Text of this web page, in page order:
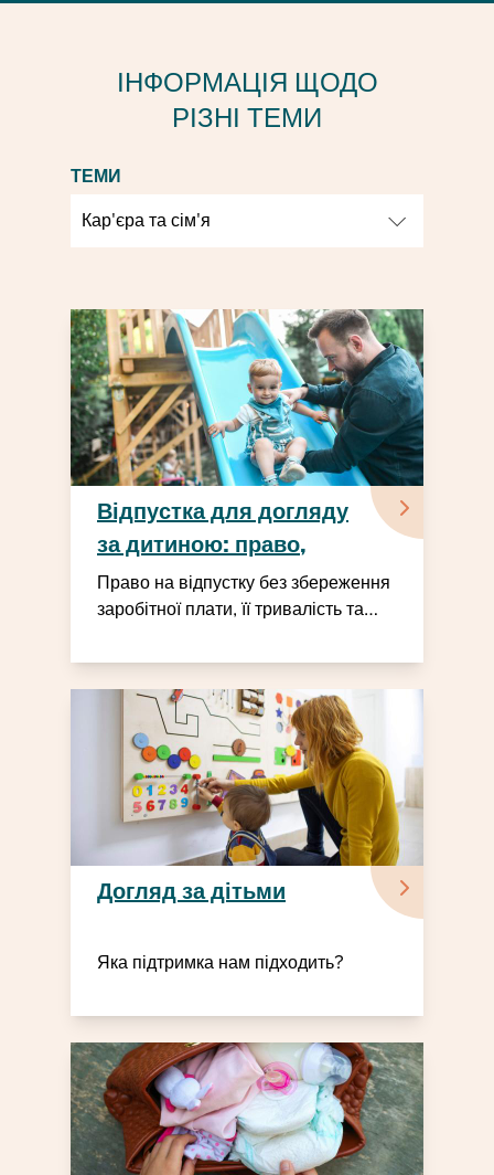
ІНФОРМАЦІЯ ЩОДО
РІЗНІ ТЕМИ
ТЕМИ
Відпустка для догляду
за дитиною: право,
тривалість та
оформлення
Право на відпустку без збереження
заробітної плати, її тривалість та
Догляд за дітьми
Яка підтримка нам підходить?